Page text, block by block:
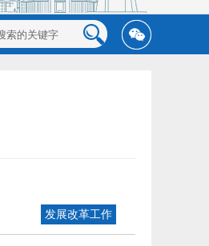
发展改革工作